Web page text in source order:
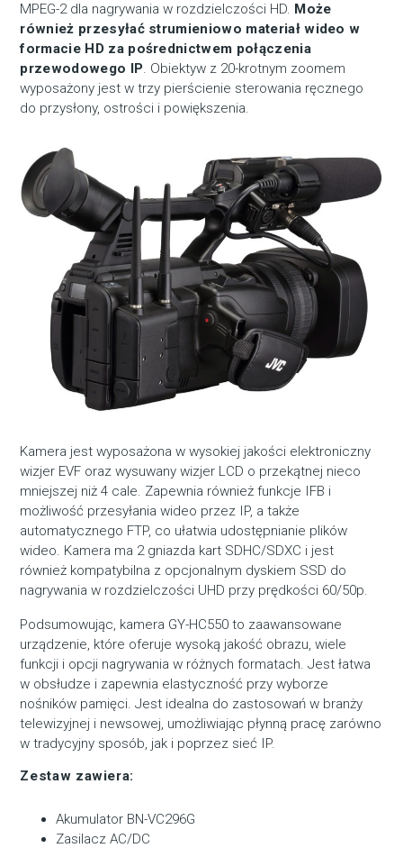
MPEG-2 dla nagrywania w rozdzielczości HD. Może
również przesyłać strumieniowo materiał wideo w
formacie HD za pośrednictwem połączenia
przewodowego IP. Obiektyw z 20-krotnym zoomem
wyposażony jest w trzy pierścienie sterowania ręcznego
do przysłony, ostrości i powiększenia.
Kamera jest wyposażona w wysokiej jakości elektroniczny
wizjer EVF oraz wysuwany wizjer LCD o przekątnej nieco
mniejszej niż 4 cale. Zapewnia również funkcje IFB i
możliwość przesyłania wideo przez IP, a także
automatycznego FTP, co ułatwia udostępnianie plików
wideo. Kamera ma 2 gniazda kart SDHC/SDXC i jest
również kompatybilna z opcjonalnym dyskiem SSD do
nagrywania w rozdzielczości UHD przy prędkości 60/50p.
Podsumowując, kamera GY-HC550 to zaawansowane
urządzenie, które oferuje wysoką jakość obrazu, wiele
funkcji i opcji nagrywania w różnych formatach. Jest łatwa
w obsłudze i zapewnia elastyczność przy wyborze
nośników pamięci. Jest idealna do zastosowań w branży
telewizyjnej i newsowej, umożliwiając płynną pracę zarówno
w tradycyjny sposób, jak i poprzez sieć IP.
Zestaw zawiera:
Akumulator BN-VC296G
Zasilacz AC/DC